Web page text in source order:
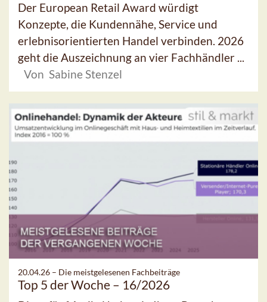
Der European Retail Award würdigt
Konzepte, die Kundennähe, Service und
erlebnisorientierten Handel verbinden. 2026
geht die Auszeichnung an vier Fachhändler ...
Von Sabine Stenzel
20.04.26 – Die meistgelesenen Fachbeiträge
Top 5 der Woche – 16/2026